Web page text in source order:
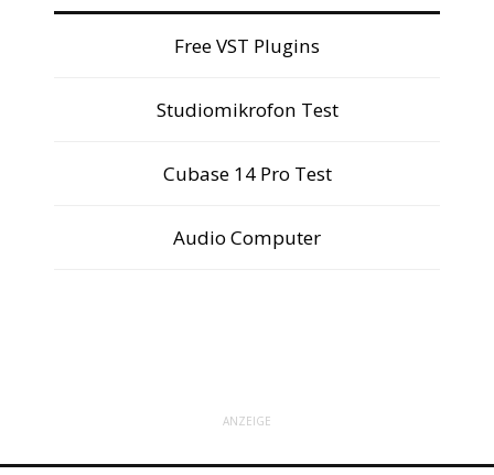
Free VST Plugins
Studiomikrofon Test
Cubase 14 Pro Test
Audio Computer
ANZEIGE